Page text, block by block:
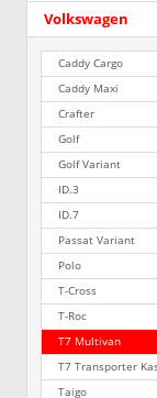
Volkswagen
Caddy Cargo
Caddy Maxi
Crafter
Golf
Golf Variant
ID.3
ID.7
Passat Variant
Polo
T-Cross
T-Roc
T7 Multivan
T7 Transporter
Taigo